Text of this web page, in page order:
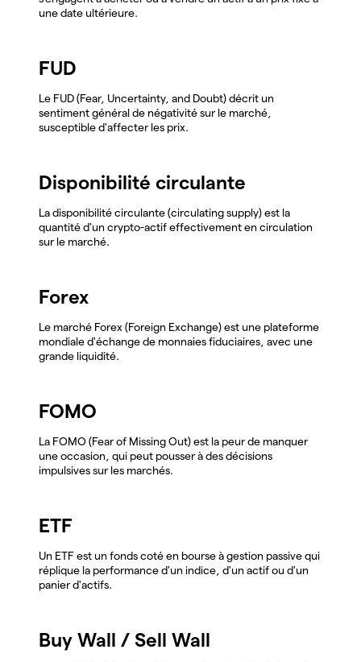
une date ultérieure.
FUD
Le FUD (Fear, Uncertainty, and Doubt) décrit un
sentiment général de négativité sur le marché,
susceptible d'affecter les prix.
Disponibilité circulante
La disponibilité circulante (circulating supply) est la
quantité d'un crypto-actif effectivement en circulation
sur le marché.
Forex
Le marché Forex (Foreign Exchange) est une plateforme
mondiale d'échange de monnaies fiduciaires, avec une
grande liquidité.
FOMO
La FOMO (Fear of Missing Out) est la peur de manquer
une occasion, qui peut pousser à des décisions
impulsives sur les marchés.
ETF
Un ETF est un fonds coté en bourse à gestion passive qui
réplique la performance d'un indice, d'un actif ou d'un
panier d'actifs.
Buy Wall / Sell Wall